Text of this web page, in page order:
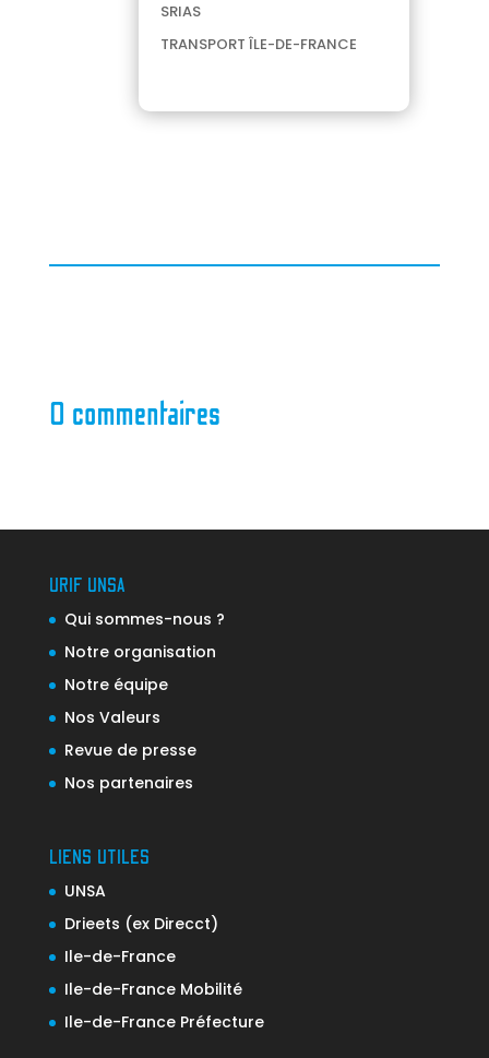
SRIAS
TRANSPORT ÎLE-DE-FRANCE
0 commentaires
URIF UNSA
Qui sommes-nous ?
Notre organisation
Notre équipe
Nos Valeurs
Revue de presse
Nos partenaires
LIENS UTILES
UNSA
Drieets (ex Direcct)
Ile-de-France
Ile-de-France Mobilité
Ile-de-France Préfecture